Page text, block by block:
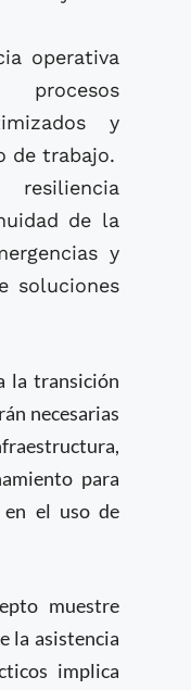
operativa
y
de trabajo.
de la
y
soluciones
la transición
necesarias
para
en el uso de
muestre
la asistencia
implica